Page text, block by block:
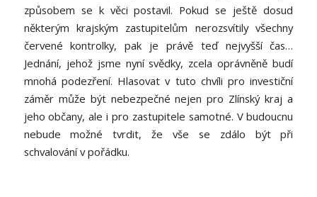
způsobem se k věci postavil. Pokud se ještě dosud
některým krajským zastupitelům nerozsvítily všechny
červené kontrolky, pak je právě teď nejvyšší čas…
Jednání, jehož jsme nyní svědky, zcela oprávněně budí
mnohá podezření. Hlasovat v tuto chvíli pro investiční
záměr může být nebezpečné nejen pro Zlínský kraj a
jeho občany, ale i pro zastupitele samotné. V budoucnu
nebude možné tvrdit, že vše se zdálo být při
schvalování v pořádku.